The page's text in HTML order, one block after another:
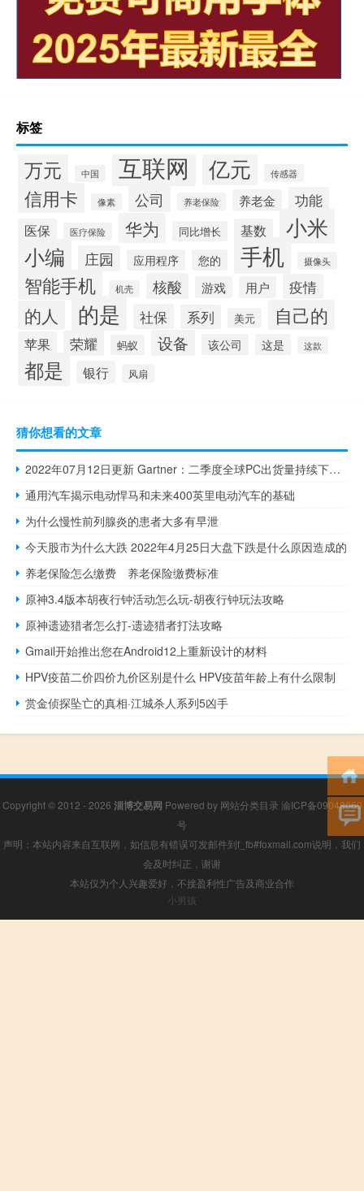
标签
万元 中国 互联网 亿元 传感器
信用卡 像素 公司 养老保险 养老金 功能
医保 医疗保险 华为 同比增长 基数 小米
小编 庄园 应用程序 您的 手机 摄像头
智能手机 机壳 核酸 游戏 用户 疫情
的人 的是 社保 系列 美元 自己的
苹果 荣耀 蚂蚁 设备 该公司 这是 这款
都是 银行 风扇
猜你想看的文章
2022年07月12日更新 Gartner：二季度全球PC出货量持续下降 Mac实现正增长
通用汽车揭示电动悍马和未来400英里电动汽车的基础
为什么慢性前列腺炎的患者大多有早泄
今天股市为什么大跌 2022年4月25日大盘下跌是什么原因造成的
养老保险怎么缴费 养老保险缴费标准
原神3.4版本胡夜行钟活动怎么玩-胡夜行钟玩法攻略
原神遗迹猎者怎么打-遗迹猎者打法攻略
Gmail开始推出您在Android12上重新设计的材料
HPV疫苗二价四价九价区别是什么 HPV疫苗年龄上有什么限制
赏金侦探坠亡的真相·江城杀人系列5凶手
Copyright © 2012 - 2026 淄博交易网 Powered by 网站分类目录 渝ICP备09048069
号
声明：本站内容来自互联网，如信息有错误可发邮件到f_fb#foxmail.com说明，我们
会及时纠正，谢谢
本站仅为个人兴趣爱好，不接盈利性广告及商业合作
小男孩